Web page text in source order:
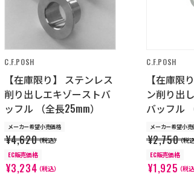
C.F.POSH
【在庫限り】 ステンレス
削り出しエキゾーストバ
ッフル （全長25mm）
メーカー希望小売価格
¥4,620（税込）
EC販売価格
¥3,234（税込）
C.F.POSH
【在庫限
ン削り出
バッフル
メーカー希望小売
¥2,750（税
EC販売価格
¥1,925（税込